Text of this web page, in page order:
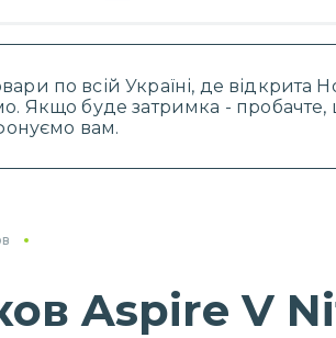
по всій Україні, де
Якщо буде затримка - пробачте,
вам.
Aspire V